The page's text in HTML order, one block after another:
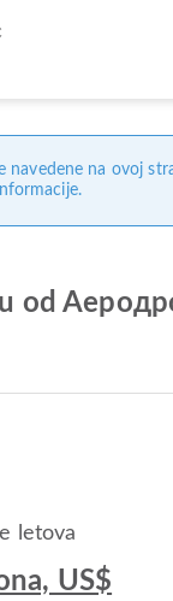
navedene na ovoj
od
letova
US$